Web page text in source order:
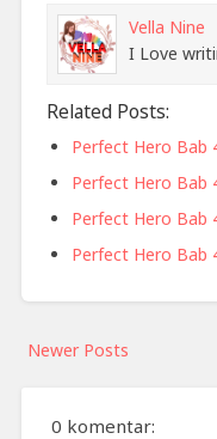
Vella Nine
I Love
Related Posts:
Perfect Hero Bab
Perfect Hero Bab
Perfect Hero Bab
Perfect Hero Bab
Newer Posts
0 komentar: